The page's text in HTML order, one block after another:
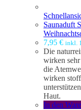
Saunaduft
7,95 € inkl.
Die
wirken
die
wirken
Haut.
In den